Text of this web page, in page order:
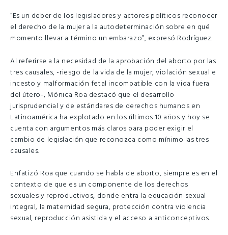
“Es un deber de los legisladores y actores políticos reconocer
el derecho de la mujer a la autodeterminación sobre en qué
momento llevar a término un embarazo”, expresó Rodríguez.
Al referirse a la necesidad de la aprobación del aborto por las
tres causales, -riesgo de la vida de la mujer, violación sexual e
incesto y malformación fetal incompatible con la vida fuera
del útero-, Mónica Roa destacó que el desarrollo
jurisprudencial y de estándares de derechos humanos en
Latinoamérica ha explotado en los últimos 10 años y hoy se
cuenta con argumentos más claros para poder exigir el
cambio de legislación que reconozca como mínimo las tres
causales.
Enfatizó Roa que cuando se habla de aborto, siempre es en el
contexto de que es un componente de los derechos
sexuales y reproductivos, donde entra la educación sexual
integral, la maternidad segura, protección contra violencia
sexual, reproducción asistida y el acceso a anticonceptivos.